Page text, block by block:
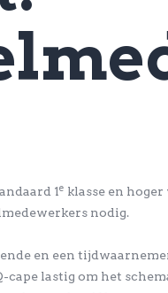
1e klasse en
nodig.
en een
cape lastig om het